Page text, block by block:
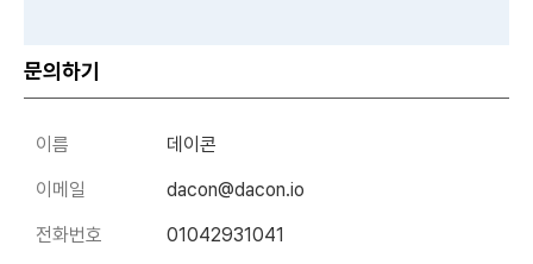
문의하기
이름
데이콘
이메일
dacon@dacon.io
전화번호
01042931041